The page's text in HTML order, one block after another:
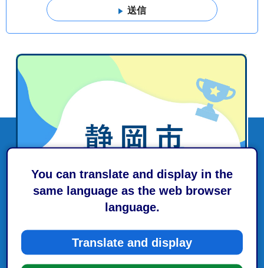
You can translate and display in the
same language as the web browser
language.
Translate and display